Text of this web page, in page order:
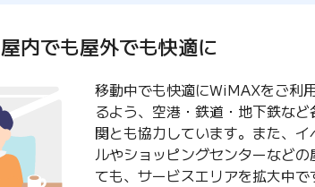
屋内でも屋外でも快適に
移動中でも快適にWiMAXをご利
るよう、空港・鉄道・地下鉄な
関とも協力しています。また、イ
ルやショッピングセンターなどの
ても、サービスエリアを拡大中で